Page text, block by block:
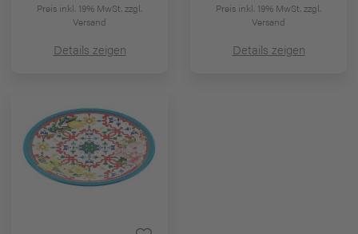
Preis inkl. 19% MwSt.zzgl.
Versand
Details zeigen
Preis inkl. 19% MwSt.zzgl.
Versand
Details zeigen